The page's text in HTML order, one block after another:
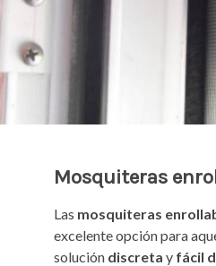
Mosquiteras
Las mosquiteras
excelente opción para
solución discreta y fácil